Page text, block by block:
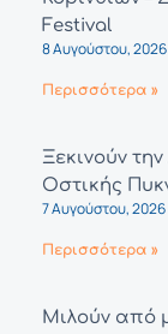
Festival
8 Αυγούστου, 2026
Περισσότερα »
Ξεκινούν
Οστικής
7 Αυγούστου, 2026
Περισσότερα »
Μιλούν από